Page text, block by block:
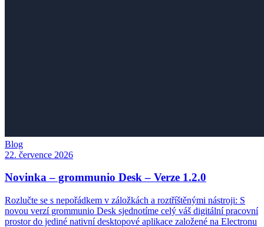
Blog
22. července 2026
Novinka – grommunio Desk – Verze 1.2.0
Rozlučte se s nepořádkem v záložkách a roztříštěnými nástroji: S
novou verzí grommunio Desk sjednotíme celý váš digitální pracovní
prostor do jediné nativní desktopové aplikace založené na Electronu